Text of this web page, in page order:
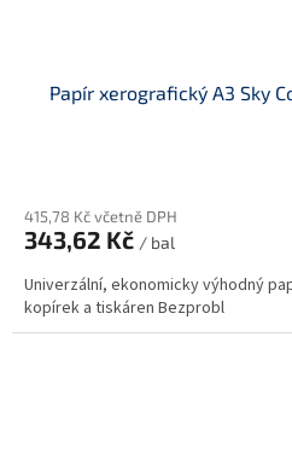
Papír xerografický A3 Sky
415,78 Kč včetně DPH
343,62 Kč / bal
Univerzální, ekonomicky výhodný
kopírek a tiskáren Bezprobl